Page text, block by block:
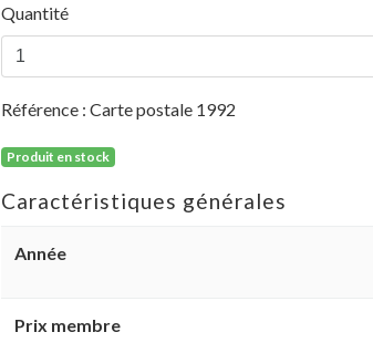
Quantité
Référence : Carte postale 1992
Produit en stock
Caractéristiques générales
Année
Prix membre